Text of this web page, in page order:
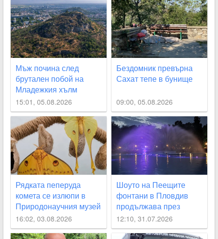
Мъж почина след
брутален побой на
Младежкия хълм
15:01, 05.08.2026
Бездомник превърна
Сахат тепе в бунище
09:00, 05.08.2026
Рядката пеперуда
комета се излюпи в
Природонаучния музей
16:02, 03.08.2026
Шоуто на Пеещите
фонтани в Пловдив
продължава през
август с поредицата
„Открий Пловдив“
12:10, 31.07.2026